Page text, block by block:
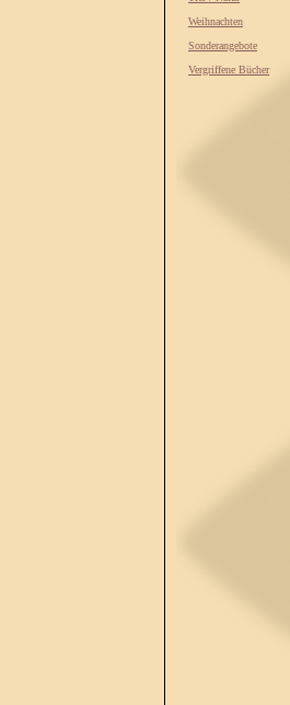
Weihnachten
Sonderangebote
Vergriffene Bücher